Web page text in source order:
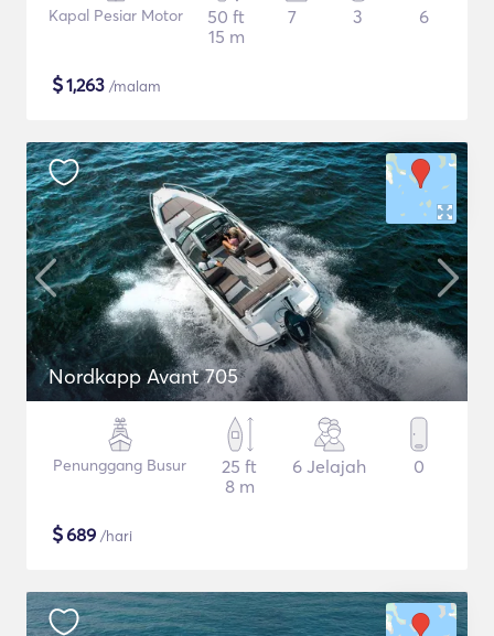
Kapal Pesiar Motor
50 ft
15 m
7 3 6
$1,263 /malam
Nordkapp Avant 705
Penunggang Busur
25 ft
8 m
6 Jelajah 0
$689 /hari